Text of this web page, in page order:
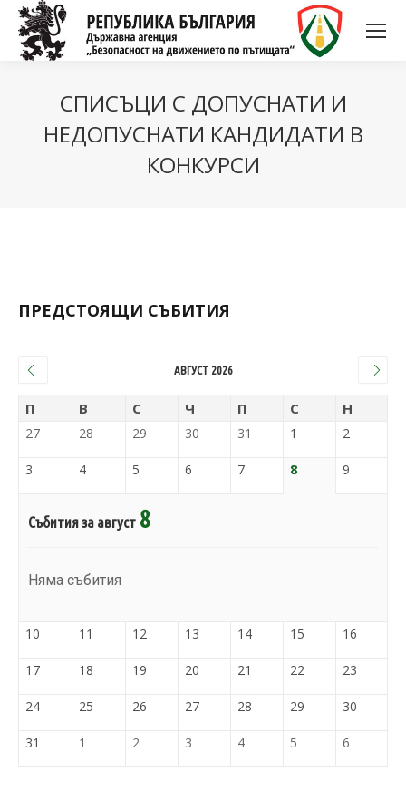
СПИСЪЦИ С ДОПУСНАТИ И
НЕДОПУСНАТИ КАНДИДАТИ В
КОНКУРСИ
ПРЕДСТОЯЩИ СЪБИТИЯ
АВГУСТ 2026
П В С Ч П С Н
27 28 29 30 31 1 2
3 4 5 6 7 8 9
Събития за август 8
Няма събития
10 11 12 13 14 15 16
17 18 19 20 21 22 23
24 25 26 27 28 29 30
31 1 2 3 4 5 6